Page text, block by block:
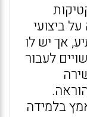
ביצועי
אך יש לו
לעבור
בלמידה